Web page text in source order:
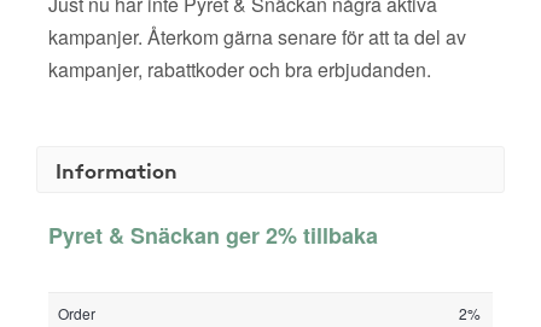
kampanjer. Återkom gärna senare för att ta del av
kampanjer, rabattkoder och bra erbjudanden.
Information
Pyret & Snäckan ger 2% tillbaka
Order 2%